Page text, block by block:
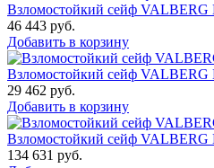
Взломостойкий сейф
46 443 руб.
Добавить в корзину
Взломостойкий сейф
29 462 руб.
Добавить в корзину
Взломостойкий сейф
134 631 руб.